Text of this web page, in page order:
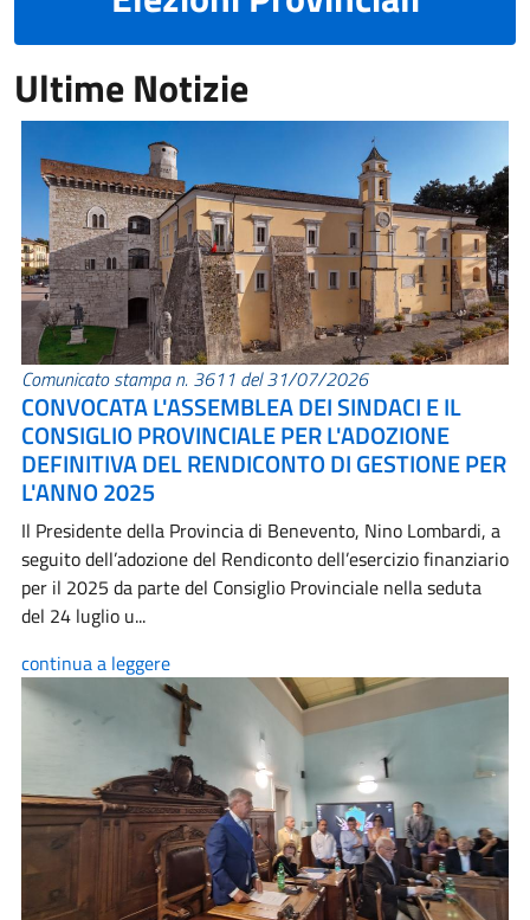
Ultime Notizie
Comunicato stampa n. 3611 del 31/07/2026
CONVOCATA L'ASSEMBLEA DEI SINDACI E IL
CONSIGLIO PROVINCIALE PER L'ADOZIONE
DEFINITIVA DEL RENDICONTO DI GESTIONE PER
L'ANNO 2025
Il Presidente della Provincia di Benevento, Nino Lombardi, a
seguito dell’adozione del Rendiconto dell’esercizio finanziario
per il 2025 da parte del Consiglio Provinciale nella seduta
del 24 luglio u...
continua a leggere